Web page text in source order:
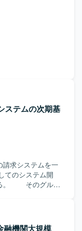
ステムの次期基
請求システムを一
のシステム開
る。 そのグルー
年1月を目指し
の段階で、開発
融機関大規模